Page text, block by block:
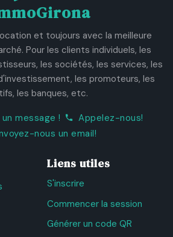
et toujours avec la meilleure
Pour les clients individuels, les
les sociétés, les services, les
les promoteurs, les
les banques, etc.
message !
Appelez-nous!
nous un email!
Liens utiles
S'inscrire
Commencer la session
Générer un code QR